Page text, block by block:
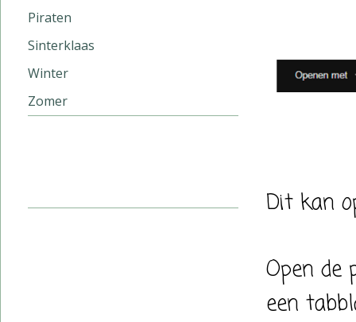
Dit kan
Open de
een
Piraten
Sinterklaas
Winter
Zomer